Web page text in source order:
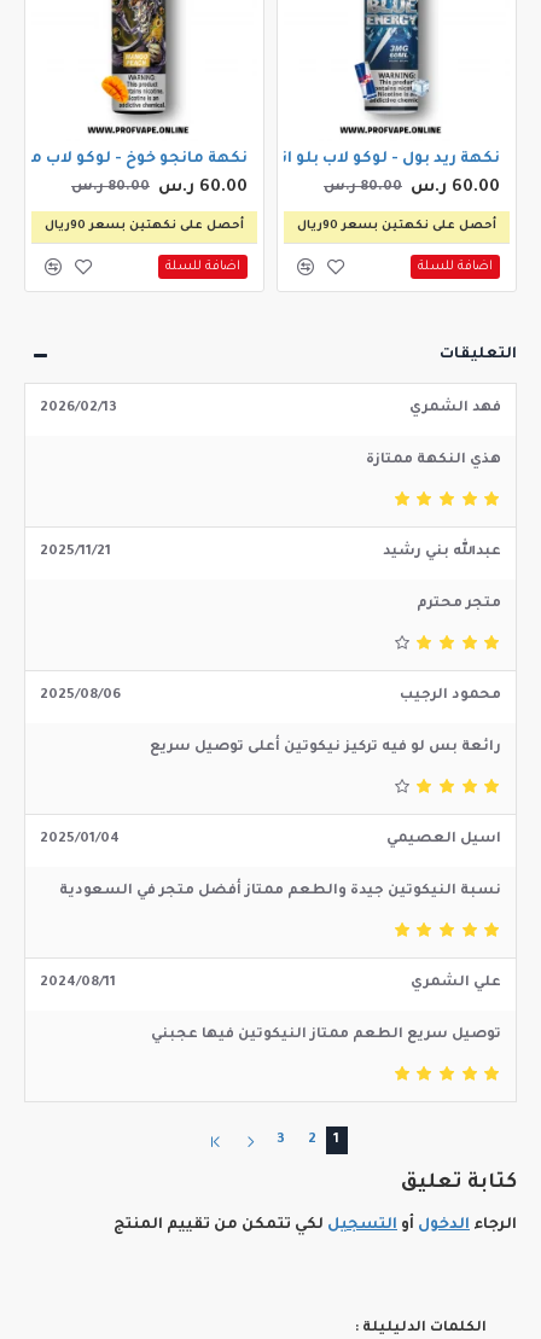
كريم فدج 30مل
نكهة ريد بول - لوكو لاب بلو انرجي (سوبر ايس) 60مل 3ملجم
60.00 ر.س 80.00 ر.س
أحصل على نكهتين بسعر 90ريال
اضافة للسلة
نكهة مانجو خوخ - لوكو لاب مانجو بيش
60.00 ر.س 80.00 ر.س
أحصل على نكهتين بسعر 90ريال
اضافة للسلة
التعليقات
فهد الشمري 2026/02/13
هذي النكهة ممتازة
عبدالله بني رشيد 2025/11/21
متجر محترم
محمود الرجيب 2025/08/06
رائعة بس لو فيه تركيز نيكوتين أعلى توصيل سريع
اسيل العصيمي 2025/01/04
نسبة النيكوتين جيدة والطعم ممتاز أفضل متجر في السعودية
علي الشمري 2024/08/11
توصيل سريع الطعم ممتاز النيكوتين فيها عجبني
1
2
3
كتابة تعليق
الرجاء الدخول أو التسجيل لكي تتمكن من تقييم المنتج
الكلمات الدليليلة :